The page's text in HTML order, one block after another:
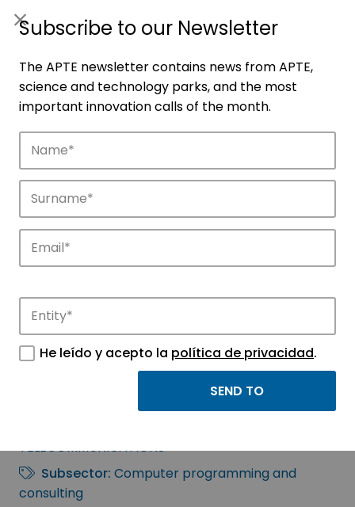
Companies
Discover the companies that drive
innovation in APTE’s parks.
VIRTUALDEPLOY, S.L.
TELECOMMUNICATIONS
Subsector: Computer programming and
consulting
Subscribe to our Newsletter
The APTE newsletter contains news from APTE,
science and technology parks, and the most
important innovation calls of the month.
He leído y acepto la política de privacidad.